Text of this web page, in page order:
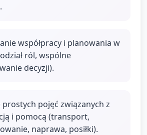
współpracy i planowania w
ról, wspólne
decyzji).
prostych pojęć związanych z
i pomocą (transport,
naprawa, posiłki).